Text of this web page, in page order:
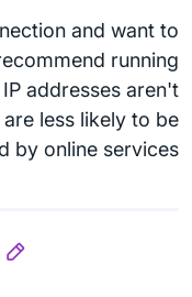
and want to
running
addresses aren't
less likely to be
by online services.